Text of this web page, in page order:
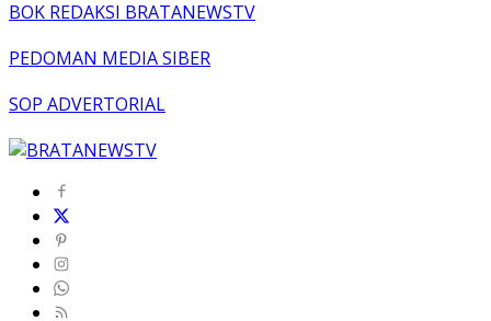
BOK REDAKSI BRATANEWSTV
PEDOMAN MEDIA SIBER
SOP ADVERTORIAL